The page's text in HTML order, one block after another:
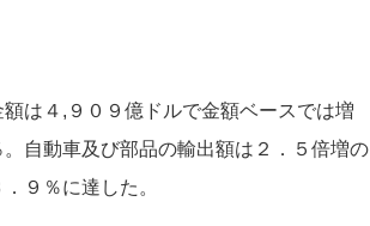
は４,９０９億ドルで金額ベースでは増
自動車及び部品の輸出額は２．５倍増の
９％に達した。